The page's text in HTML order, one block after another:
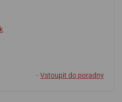
↓ Vstoupit do poradny